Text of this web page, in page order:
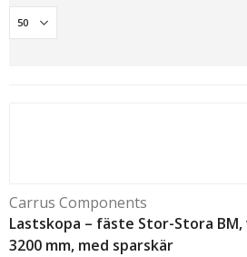
Carrus Components
Lastskopa – fäste Stor-Stora BM,
3200 mm, med sparskär